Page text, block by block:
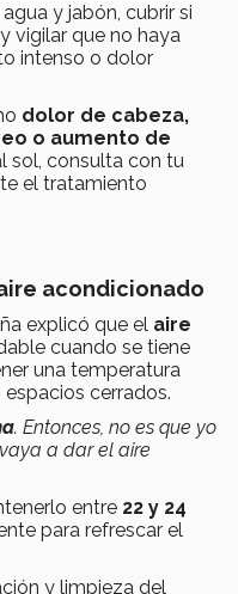
y jabón, cubrir si
vigilar que no haya
intenso o dolor
dolor de cabeza,
o aumento de
sol, consulta con tu
el tratamiento
acondicionado
explicó que el aire
cuando se tiene
una temperatura
cerrados.
. Entonces, no es que yo
a dar el aire
entre 22 y 24
para refrescar el
y limpieza del